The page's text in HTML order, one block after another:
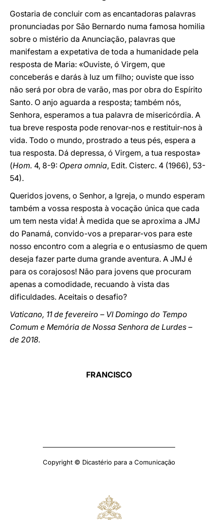
Gostaria de concluir com as encantadoras palavras
pronunciadas por São Bernardo numa famosa homilia
sobre o mistério da Anunciação, palavras que
manifestam a expetativa de toda a humanidade pela
resposta de Maria: «Ouviste, ó Virgem, que
conceberás e darás à luz um filho; ouviste que isso
não será por obra de varão, mas por obra do Espírito
Santo. O anjo aguarda a resposta; também nós,
Senhora, esperamos a tua palavra de misericórdia. A
tua breve resposta pode renovar-nos e restituir-nos à
vida. Todo o mundo, prostrado a teus pés, espera a
tua resposta. Dá depressa, ó Virgem, a tua resposta»
(Hom. 4, 8-9: Opera omnia, Edit. Cisterc. 4 (1966), 53-
54).
Queridos jovens, o Senhor, a Igreja, o mundo esperam
também a vossa resposta à vocação única que cada
um tem nesta vida! À medida que se aproxima a JMJ
do Panamá, convido-vos a preparar-vos para este
nosso encontro com a alegria e o entusiasmo de quem
deseja fazer parte duma grande aventura. A JMJ é
para os corajosos! Não para jovens que procuram
apenas a comodidade, recuando à vista das
dificuldades. Aceitais o desafio?
Vaticano, 11 de fevereiro – VI Domingo do Tempo
Comum e Memória de Nossa Senhora de Lurdes –
de 2018.
FRANCISCO
Copyright © Dicastério para a Comunicação